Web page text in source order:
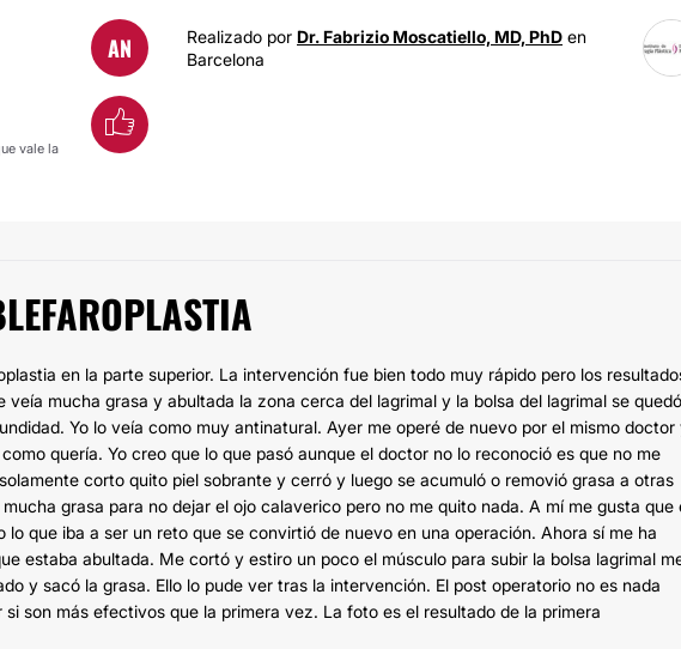
AN Realizado por Dr. Fabrizio Moscatiello, MD, PhD en
Barcelona
vale la
en la parte superior. La intervención fue bien todo muy rápido pero los
mucha grasa y abultada la zona cerca del lagrimal y la bolsa del lagrimal se quedó
Yo lo veía como muy antinatural. Ayer me operé de nuevo por el mismo doctor
quería. Yo creo que lo que pasó aunque el doctor no lo reconoció es que no me
corto quito piel sobrante y cerró y luego se acumuló o removió grasa a otras
grasa para no dejar el ojo calaverico pero no me quito nada. A mí me gusta que
lo que iba a ser un reto que se convirtió de nuevo en una operación. Ahora sí me ha
estaba abultada. Me cortó y estiro un poco el músculo para subir la bolsa lagrimal
y sacó la grasa. Ello lo pude ver tras la intervención. El post operatorio no es nada
son más efectivos que la primera vez. La foto es el resultado de la primera